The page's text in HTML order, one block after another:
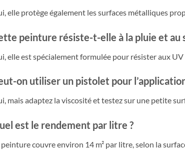
elle protège également les surfaces métalliques
peinture résiste-t-elle à la pluie et au
elle est spécialement formulée pour résister aux
on utiliser un pistolet pour
mais adaptez la viscosité et testez sur une petite
est le rendement par litre ?
peinture couvre environ 14 m² par litre, selon la